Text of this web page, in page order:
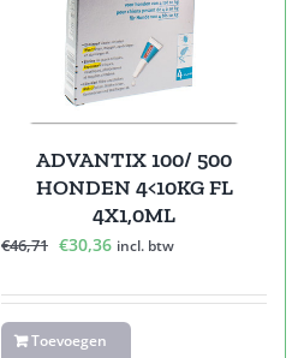
ADVANTIX 100/ 500
HONDEN 4<10KG FL
4X1,0ML
€46,71 Oorspronkelijke
was:
€46,71.
€30,36Huidige
is:
€30,36.
incl. btw
Toevoegen